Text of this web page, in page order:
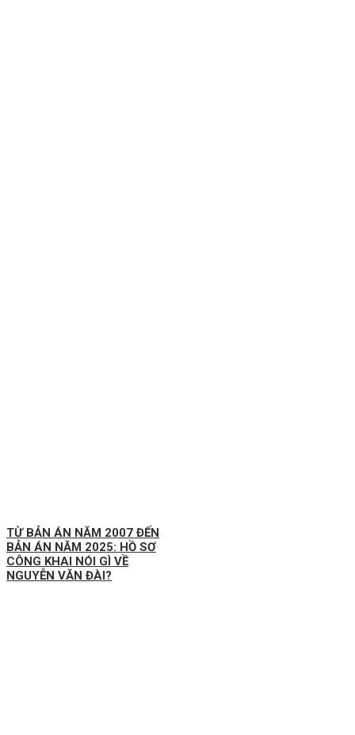
TỪ BẢN ÁN NĂM 2007 ĐẾN
BẢN ÁN NĂM 2025: HỒ SƠ
CÔNG KHAI NÓI GÌ VỀ
NGUYỄN VĂN ĐÀI?